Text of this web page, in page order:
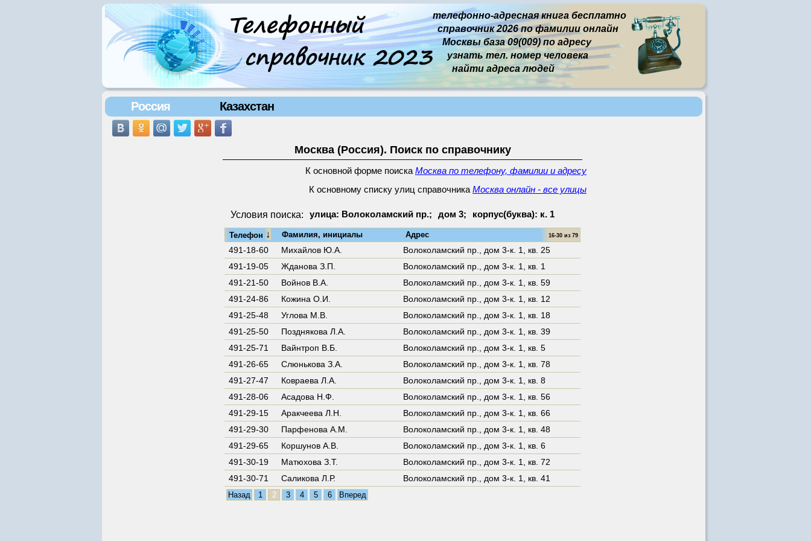
телефонно-адресная книга бесплатно
справочник 2026 по фамилии онлайн
Москвы база 09(009) по адресу
узнать тел. номер человека
найти адреса людей
Россия Казахстан
Москва (Россия). Поиск по справочнику
К основной форме поиска Москва по телефону, фамилии и адресу
К основному списку улиц справочника Москва онлайн - все улицы
Условия поиска: улица: Волоколамский пр.; дом 3; корпус(буква): к. 1
Телефон ↓ Фамилия, инициалы Адрес 16-30 из 79
491-18-60 Михайлов Ю.А. Волоколамский пр., дом 3-к. 1
кв. 25
491-19-05
Жданова З.П. Волоколамский пр., дом 3-к. 1
кв. 1
491-21-50
Войнов В.А. Волоколамский пр., дом 3-к. 1
кв. 59
491-24-86
Кожина О.И. Волоколамский пр., дом 3-к. 1
кв. 12
491-25-48
Углова М.В. Волоколамский пр., дом 3-к. 1
кв. 18
491-25-50
Позднякова Л.А. Волоколамский пр., дом 3-к. 1
кв. 39
491-25-71
Вайнтроп В.Б. Волоколамский пр., дом 3-к. 1
кв. 5
491-26-65
Слюнькова З.А. Волоколамский пр., дом 3-к. 1
кв. 78
491-27-47
Ковраева Л.А. Волоколамский пр., дом 3-к. 1
кв. 8
491-28-06
Асадова Н.Ф. Волоколамский пр., дом 3-к. 1
кв. 56
491-29-15
Аракчеева Л.Н. Волоколамский пр., дом 3-к. 1
кв. 66
491-29-30
Парфенова А.М. Волоколамский пр., дом 3-к. 1
кв. 48
491-29-65
Коршунов А.В. Волоколамский пр., дом 3-к. 1
кв. 6
491-30-19
Матюхова З.Т. Волоколамский пр., дом 3-к. 1
кв. 72
491-30-71
Саликова Л.Р. Волоколамский пр., дом 3-к. 1 кв. 41
Назад 1 2 3 4 5 6 Вперед